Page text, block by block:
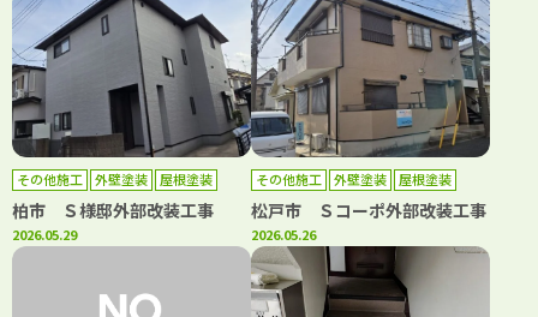
その他施工 外壁塗装 屋根塗装
柏市 Ｓ様邸外部改装工事
2026.05.29
その他施工 外壁塗装 屋根塗装
松戸市 Ｓコーポ外部改装工事
2026.05.26